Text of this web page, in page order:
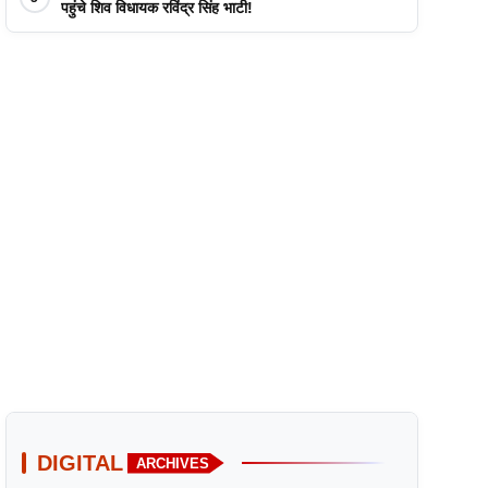
पहुंचे शिव विधायक रविंद्र सिंह भाटी!
DIGITAL ARCHIVES